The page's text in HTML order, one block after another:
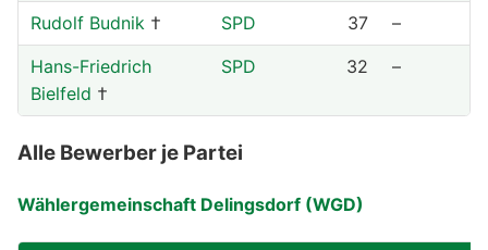
Rudolf Budnik † SPD 37
–
Hans-Friedrich
Bielfeld †
SPD 32 –
Alle Bewerber je Partei
Wählergemeinschaft Delingsdorf (WGD)